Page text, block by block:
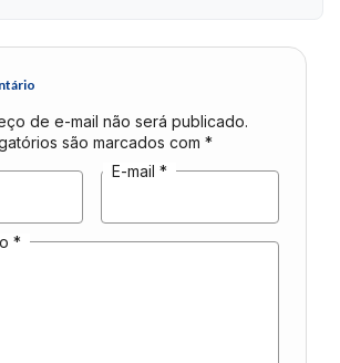
de e-mail não será publicado.
são marcados com *
E-mail *
*